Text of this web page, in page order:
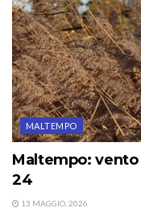
MALTEMPO
Maltempo:
24
13 MAGGIO, 2026